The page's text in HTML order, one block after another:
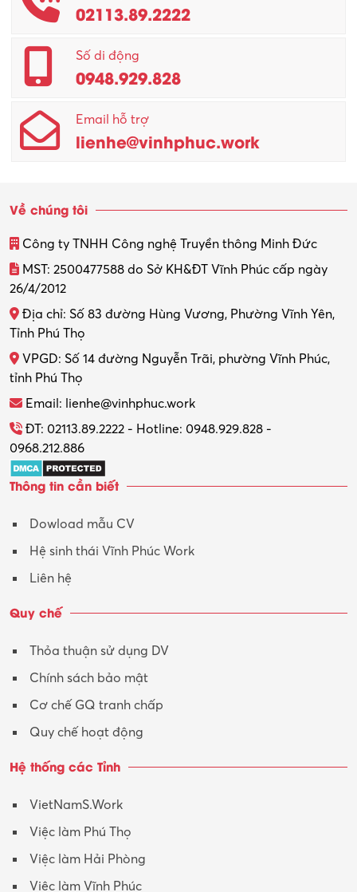
02113.89.2222
Số di động
0948.929.828
Email hỗ trợ
lienhe@vinhphuc.work
Về chúng tôi
Công ty TNHH Công nghệ Truyền thông Minh Đức
MST: 2500477588 do Sở KH&ĐT Vĩnh Phúc cấp ngày
26/4/2012
Địa chỉ: Số 83 đường Hùng Vương, Phường Vĩnh Yên,
Tỉnh Phú Thọ
VPGD: Số 14 đường Nguyễn Trãi, phường Vĩnh Phúc,
tỉnh Phú Thọ
Email: lienhe@vinhphuc.work
ĐT: 02113.89.2222 - Hotline: 0948.929.828 -
0968.212.886
Thông tin cần biết
Dowload mẫu CV
Hệ sinh thái Vĩnh Phúc Work
Liên hệ
Quy chế
Thỏa thuận sử dụng DV
Chính sách bảo mật
Cơ chế GQ tranh chấp
Quy chế hoạt động
Hệ thống các Tỉnh
VietNamS.Work
Việc làm Phú Thọ
Việc làm Hải Phòng
Việc làm Vĩnh Phúc